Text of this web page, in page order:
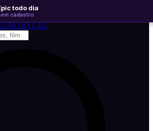
todo dia
cadastro
de 2026
DO LAG